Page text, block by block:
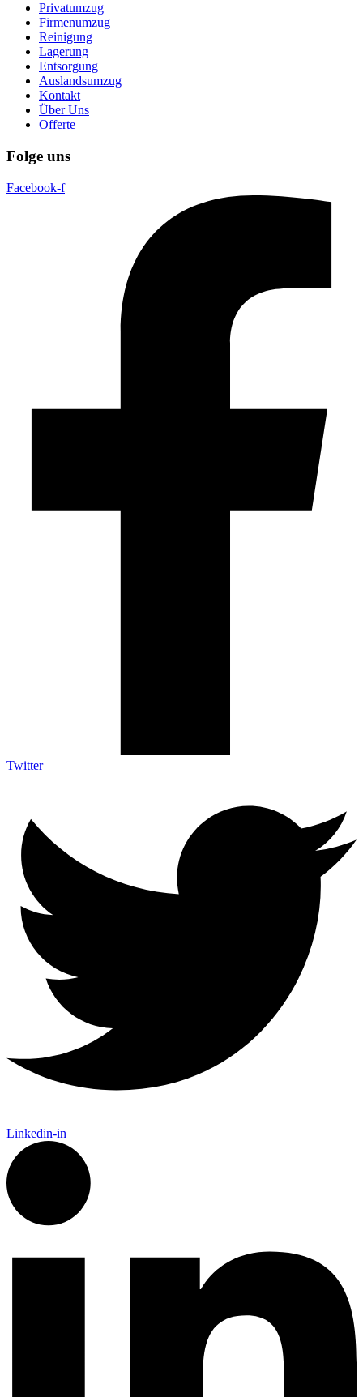
Privatumzug
Firmenumzug
Reinigung
Lagerung
Entsorgung
Auslandsumzug
Kontakt
Über Uns
Offerte
Folge uns
Facebook-f
Twitter
Linkedin-in